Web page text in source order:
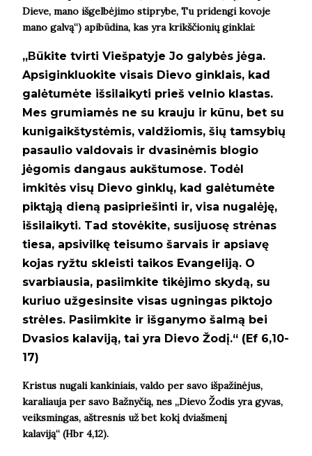
Dieve, mano išgelbėjimo stiprybe, Tu pridengi kovoje
mano galvą“) apibūdina, kas yra krikščionių ginklai:
„Βūkite tvirti Viešpatyje Jo galybės jėga.
Apsiginkluokite visais Dievo ginklais, kad
galėtumėte išsilaikyti prieš velnio klastas.
Mes grumiamės ne su krauju ir kūnu, bet su
kunigaikštystėmis, valdžiomis, šių tamsybių
pasaulio valdovais ir dvasinėmis blogio
jėgomis dangaus aukštumose. Todėl
imkitės visų Dievo ginklų, kad galėtumėte
piktąją dieną pasipriešinti ir, visa nugalėję,
išsilaikyti. Tad stovėkite, susijuosę strėnas
tiesa, apsivilkę teisumo šarvais ir apsiavę
kojas ryžtu skleisti taikos Evangeliją. O
svarbiausia, pasiimkite tikėjimo skydą, su
kuriuo užgesinsite visas ugningas piktojo
strėles. Pasiimkite ir išganymo šalmą bei
Dvasios kalaviją, tai yra Dievo Žodį.“ (Ef 6,10-
17)
Kristus nugali kankiniais, valdo per savo išpažinėjus,
karaliauja per savo Bažnyčią, nes „Dievo Žodis yra gyvas,
veiksmingas, aštresnis už bet kokį dviašmenį
kalaviją“ (Hbr 4,12).